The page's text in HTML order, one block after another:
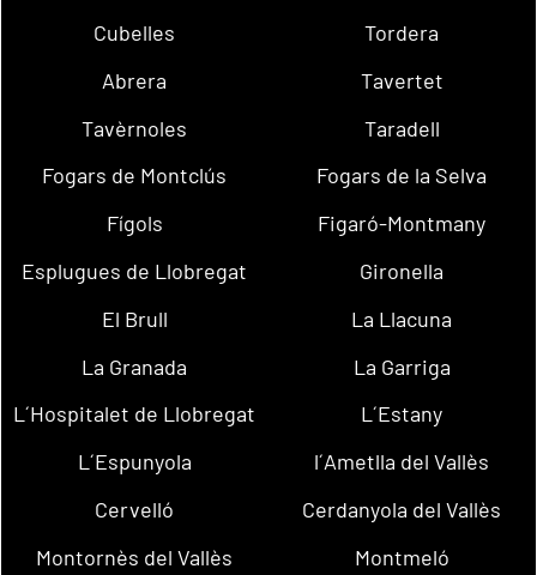
Cubelles
Tordera
Abrera
Tavertet
Tavèrnoles
Taradell
Fogars de Montclús
Fogars de la Selva
Fígols
Figaró-Montmany
Esplugues de Llobregat
Gironella
El Brull
La Llacuna
La Granada
La Garriga
L´Hospitalet de Llobregat
L´Estany
L´Espunyola
l´Ametlla del Vallès
Cervelló
Cerdanyola del Vallès
Montornès del Vallès
Montmeló